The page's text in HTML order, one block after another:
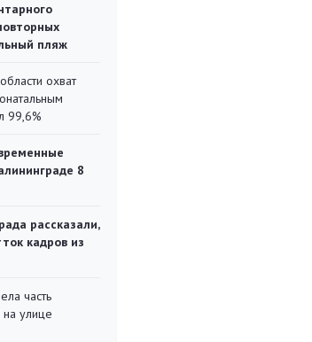
пляж
охват
99,6%
8
рассказали,
кадров из
часть
улице